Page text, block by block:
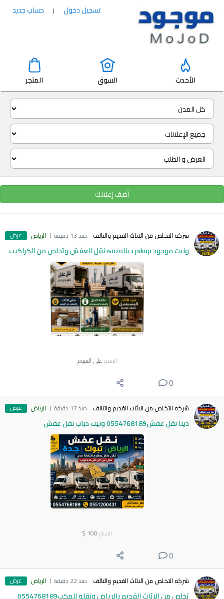
تسجيل دخول | حساب جديد
الأحدث السوق المتجر
أضف إعلانك
شركه التخلص من الاثاث القديم والتالف منذ 13 دقيقة الرياض عرض
ونيت موجود pikup ديناisozo نقل العفش وتخلص من الكراكيب
السعر على السوم
0
شركه التخلص من الاثاث القديم والتالف منذ 17 دقيقة الرياض عرض
دينا نقل عفش0554768189 ونيت دباب نقل عفش
السعر 100
$
0
شركه التخلص من الاثاث القديم والتالف منذ 22 دقيقة الرياض عرض
تخلص من الاثاث القديم بالرياض ونقله للمكب0554768189